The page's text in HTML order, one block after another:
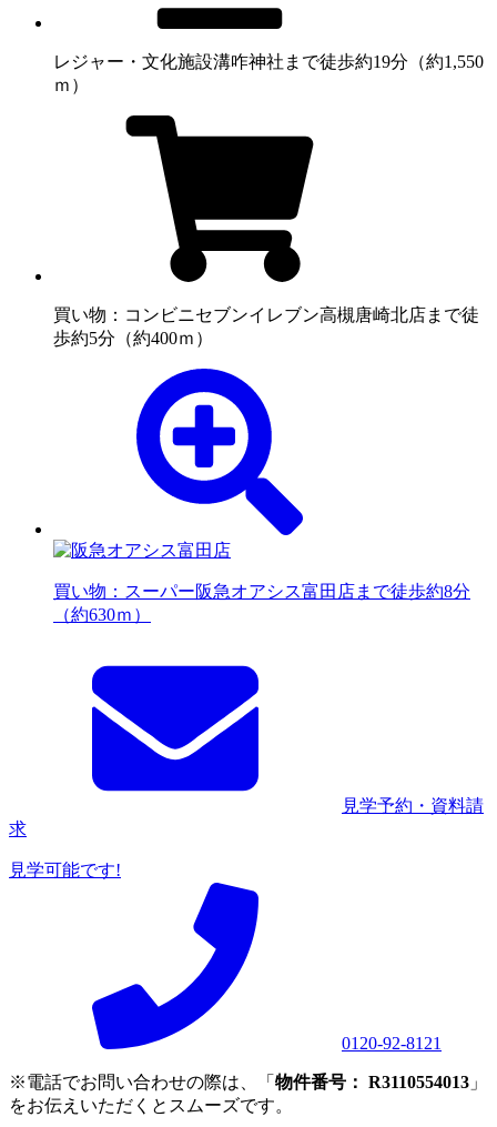
レジャー・文化施設溝咋神社まで徒歩約19分（約1,550
ｍ）
買い物：コンビニセブンイレブン高槻唐崎北店まで徒
歩約5分（約400ｍ）
買い物：スーパー阪急オアシス富田店まで徒歩約8分
（約630ｍ）
見学予約・資料請
求
見学可能です!
0120-92-8121
※電話でお問い合わせの際は、「 物件番号： R3110554013 」
をお伝えいただくとスムーズです。